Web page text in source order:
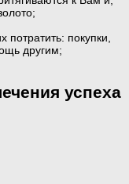
покупки,
другим;
успеха